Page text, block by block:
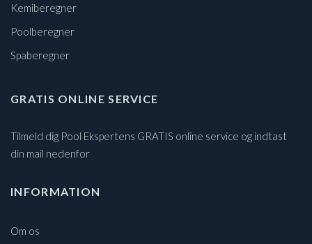
Kemiberegner
Poolberegner
Spaberegner
GRATIS ONLINE SERVICE
Tilmeld dig Pool Ekspertens GRATIS online service og indtast
din mail nedenfor
INFORMATION
Om os